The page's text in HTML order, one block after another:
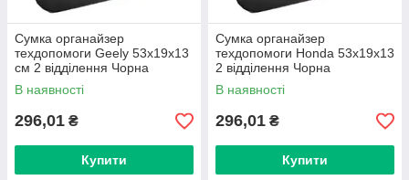
Сумка органайзер
техдопомоги Geely 53х19х13
см 2 відділення Чорна
В наявності
296,01 ₴
Купити
Сумка органайзер
техдопомоги Honda 53х19х13
2 відділення Чорна
В наявності
296,01 ₴
Купити